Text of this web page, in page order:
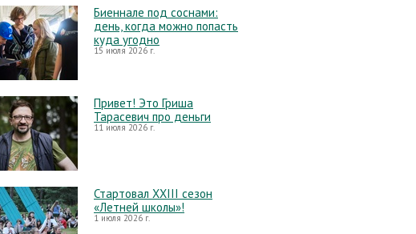
Биеннале под соснами:
день, когда можно попасть
куда угодно
15 июля 2026 г.
Привет! Это Гриша
Тарасевич про деньги
11 июля 2026 г.
Стартовал XXIII сезон
«Летней школы»!
1 июля 2026 г.